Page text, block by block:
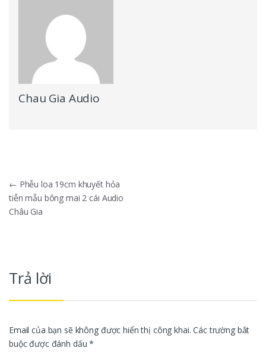
Chau Gia Audio
Điều hướng bài viết
← Phễu loa 19cm khuyết hỏa
tiễn mẫu bông mai 2 cái Audio
Châu Gia
Trả lời
Email của bạn sẽ không được hiển thị công khai. Các trường bắt
buộc được đánh dấu*